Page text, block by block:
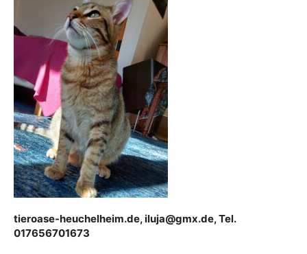
tieroase-heuchelheim.de, iluja@gmx.de, Tel.
017656701673